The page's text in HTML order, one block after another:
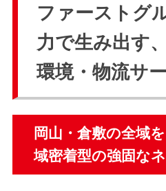
産
収
有
限
ウ
ノ
ト
ファーストグ
力で生み出す
環境・物流サ
岡山・倉敷の全域
域密着型の強固な